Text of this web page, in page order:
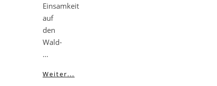
Einsamkeit
auf
den
Wald-
…
Weiter...